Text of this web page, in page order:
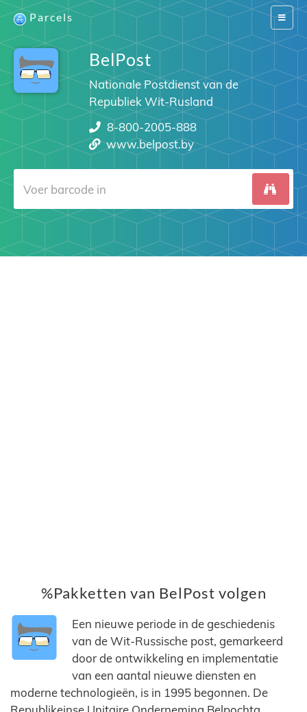
Switch
Parcels
BelPost
Nationale Postdienst van de
Republiek Wit-Rusland
8-800-2005-888
www.belpost.by
%Pakketten van BelPost volgen
Een nieuwe periode in de geschiedenis
van de Wit-Russische post, gemarkeerd
door de ontwikkeling en implementatie
van een aantal nieuwe diensten en
moderne technologieën, is in 1995 begonnen. De